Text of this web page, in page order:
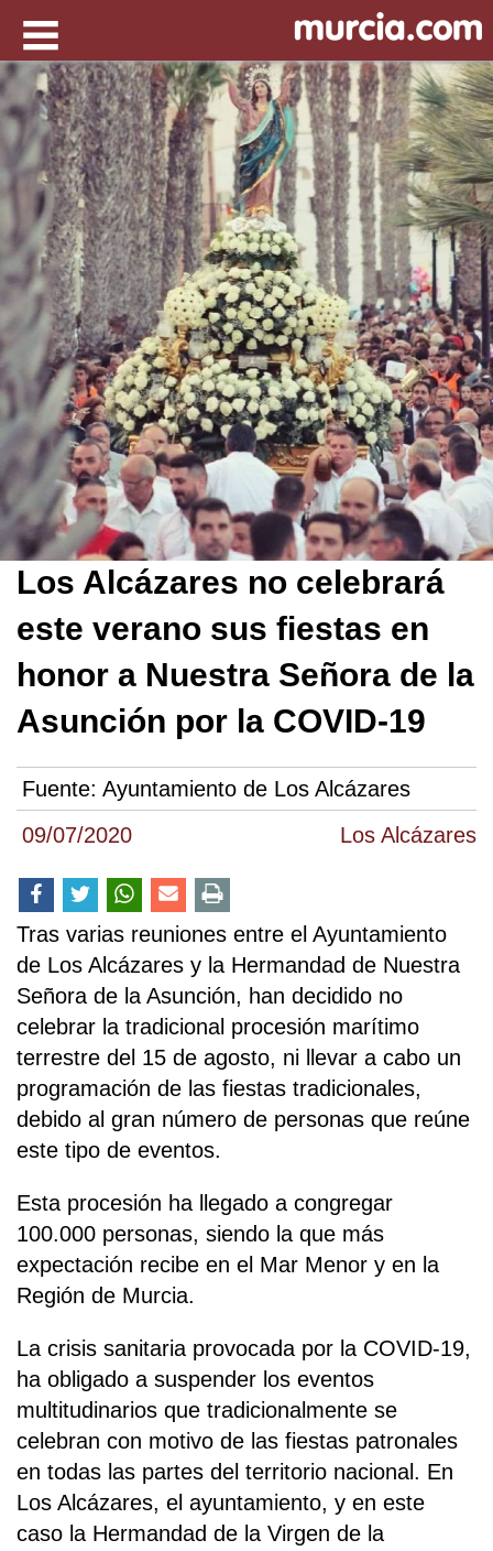
09/07/2020 Los Alcázares
Los Alcázares no celebrará
este verano sus fiestas en
honor a Nuestra Señora de la
Asunción por la COVID-19
Fuente: Ayuntamiento de Los Alcázares
Tras varias reuniones entre el Ayuntamiento
de Los Alcázares y la Hermandad de Nuestra
Señora de la Asunción, han decidido no
celebrar la tradicional procesión marítimo
terrestre del 15 de agosto, ni llevar a cabo un
programación de las fiestas tradicionales,
debido al gran número de personas que reúne
este tipo de eventos.
Esta procesión ha llegado a congregar
100.000 personas, siendo la que más
expectación recibe en el Mar Menor y en la
Región de Murcia.
La crisis sanitaria provocada por la COVID-19,
ha obligado a suspender los eventos
multitudinarios que tradicionalmente se
celebran con motivo de las fiestas patronales
en todas las partes del territorio nacional. En
Los Alcázares, el ayuntamiento, y en este
caso la Hermandad de la Virgen de la